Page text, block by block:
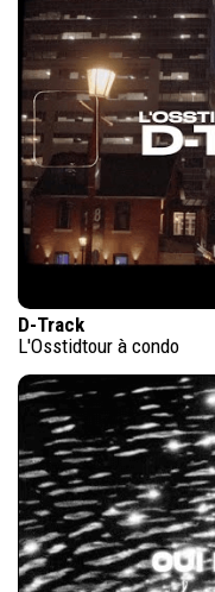
D-Track
L'Osstidtour à condo